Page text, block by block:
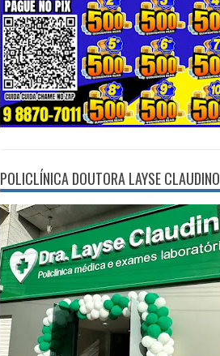
POLICLÍNICA DOUTORA LAYSE CLAUDINO